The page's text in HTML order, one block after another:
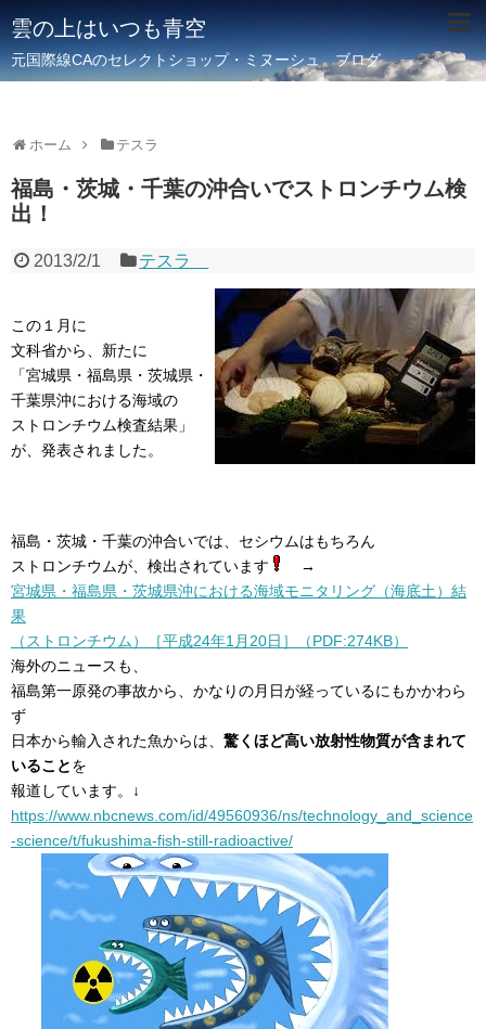
雲の上はいつも青空
元国際線CAのセレクトショップ・ミヌーシュ ブログ
ホーム テスラ
福島・茨城・千葉の沖合いでストロンチウム検
出！
2013/2/1 テスラ
この１月に
文科省から、新たに
「宮城県・福島県・茨城県・
千葉県沖における海域の
ストロンチウム検査結果」
が、発表されました。
福島・茨城・千葉の沖合いでは、セシウムはもちろん
ストロンチウムが、検出されています
→
宮城県・福島県・茨城県沖における海域モニタリング（海底土）結
果
（ストロンチウム）［平成24年1月20日］（PDF:274KB）
海外のニュースも、
福島第一原発の事故から、かなりの月日が経っているにもかかわら
ず
日本から輸入された魚からは、 驚くほど高い放射性物質が含まれて
いることを
報道しています。↓
https://www.nbcnews.com/id/49560936/ns/technology_and_science
-science/t/fukushima-fish-still-radioactive/